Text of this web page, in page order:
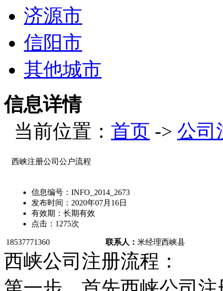
济源市
信阳市
其他城市
信息详情
当前位置： 首页 -> 公司
西峡注册公司公户流程
信息编号： INFO_2014_2673
发布时间： 2020年07月16日
有效期： 长期有效
点击： 1275次
18537771360 联系人： 米经理西峡县
西峡公司注册流程：